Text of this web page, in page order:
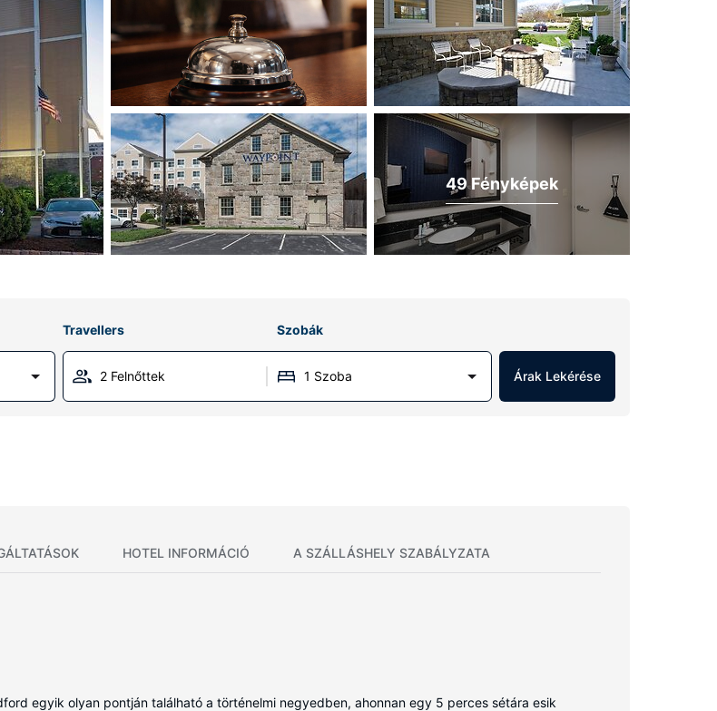
49 Fényképek
Travellers Szobák
2 Felnőttek 1 Szoba Árak Lekérése
HOTEL INFORMÁCIÓ A SZÁLLÁSHELY SZABÁLYZATA
egyik olyan pontján található a történelmi negyedben, ahonnan egy 5 perces sétára esik